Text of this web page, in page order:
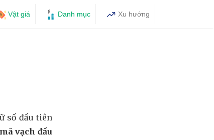
Vật giá Danh mục Xu hướng
số đầu tiên
mã vạch đầu